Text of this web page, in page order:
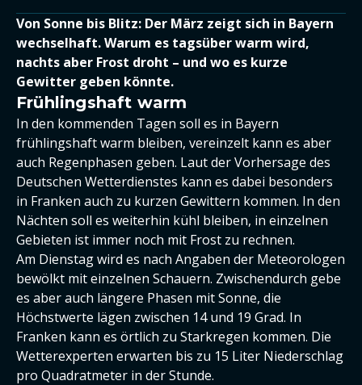
Von Sonne bis Blitz: Der März zeigt sich in Bayern
wechselhaft. Warum es tagsüber warm wird,
nachts aber Frost droht – und wo es kurze
Gewitter geben könnte.
Frühlingshaft warm
In den kommenden Tagen soll es in Bayern
frühlingshaft warm bleiben, vereinzelt kann es aber
auch Regenphasen geben. Laut der Vorhersage des
Deutschen Wetterdienstes kann es dabei besonders
in Franken auch zu kurzen Gewittern kommen. In den
Nächten soll es weiterhin kühl bleiben, in einzelnen
Gebieten ist immer noch mit Frost zu rechnen.
Am Dienstag wird es nach Angaben der Meteorologen
bewölkt mit einzelnen Schauern. Zwischendurch gebe
es aber auch längere Phasen mit Sonne, die
Höchstwerte lägen zwischen 14 und 19 Grad. In
Franken kann es örtlich zu Starkregen kommen. Die
Wetterexperten erwarten bis zu 15 Liter Niederschlag
pro Quadratmeter in der Stunde.